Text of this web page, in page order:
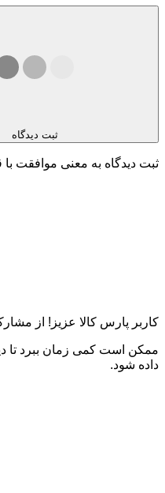
ثبت دیدگاه
ثبت دیدگاه به معنی موافقت
کاربر پارس کالا عزیز! از
ممکن است کمی زمان ببرد تا
داده شود.